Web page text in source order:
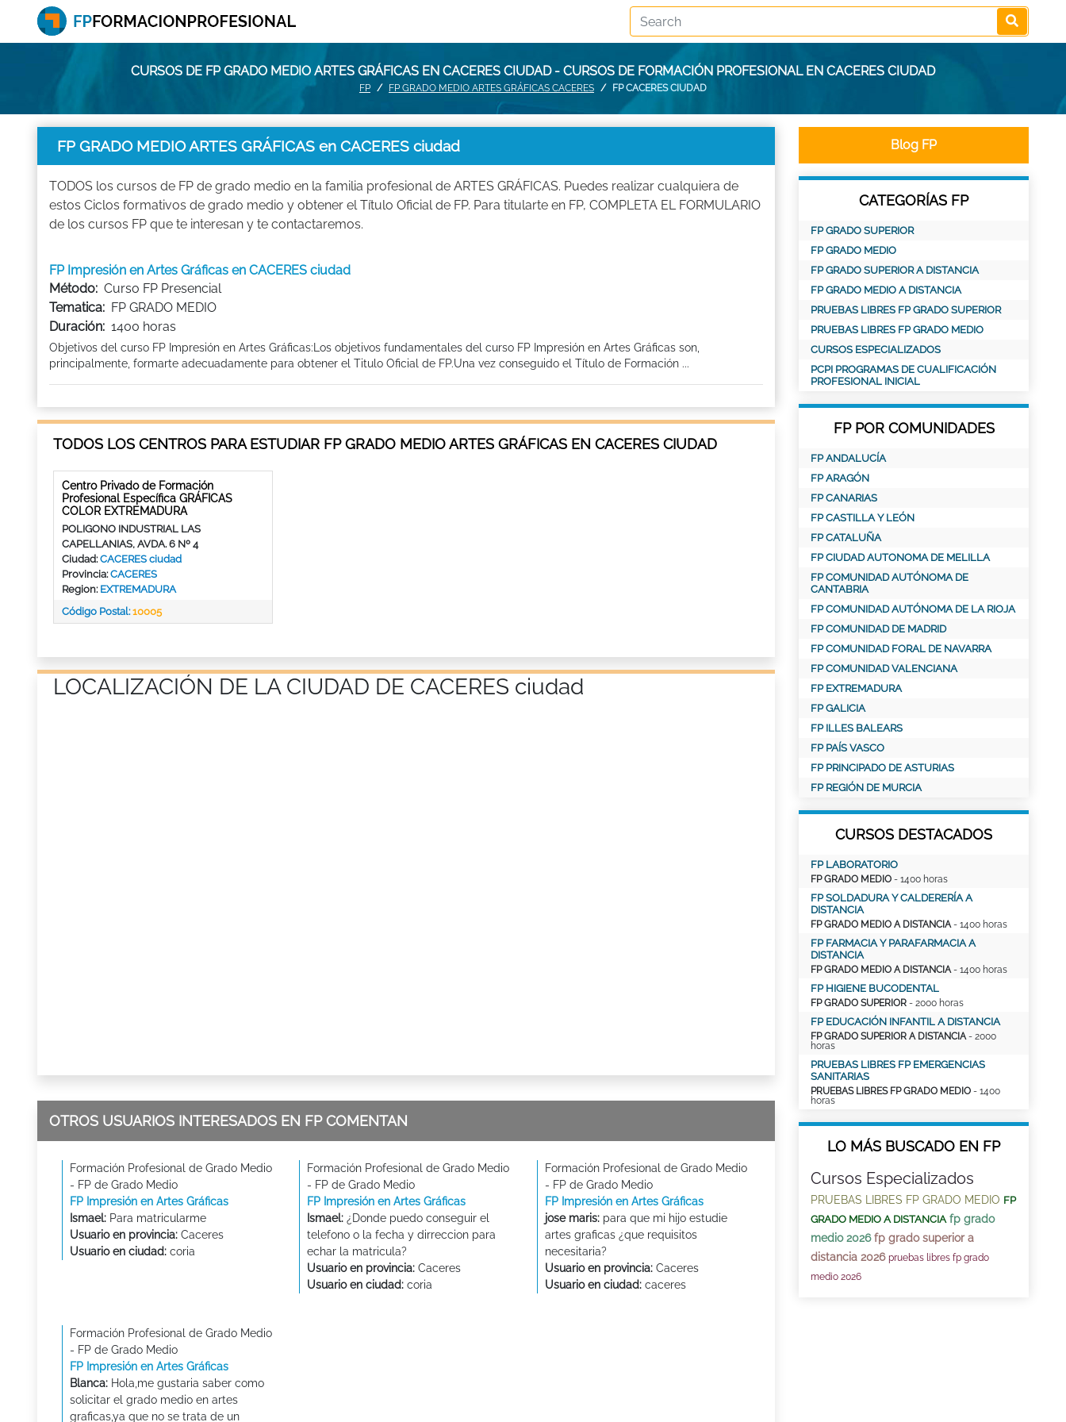
CURSOS DE FP GRADO MEDIO ARTES GRÁFICAS EN CACERES CIUDAD - CURSOS DE FORMACIÓN PROFESIONAL EN CACERES CIUDAD
FP FP GRADO MEDIO ARTES GRÁFICAS CACERES FP CACERES CIUDAD
FP GRADO MEDIO ARTES GRÁFICAS en CACERES ciudad
TODOS los cursos de FP de grado medio en la familia profesional de ARTES GRÁFICAS. Puedes realizar cualquiera de
estos Ciclos formativos de grado medio y obtener el Título Oficial de FP. Para titularte en FP, COMPLETA EL FORMULARIO
de los cursos FP que te interesan y te contactaremos.
FP Impresión en Artes Gráficas en CACERES ciudad
Método: Curso FP Presencial
Tematica: FP GRADO MEDIO
Duración: 1400 horas
Objetivos del curso FP Impresión en Artes Gráficas:Los objetivos fundamentales del curso FP Impresión en Artes Gráficas son,
principalmente, formarte adecuadamente para obtener el Titulo Oficial de FP.Una vez conseguido el Título de Formación ...
TODOS LOS CENTROS PARA ESTUDIAR FP GRADO MEDIO ARTES GRÁFICAS EN CACERES CIUDAD
Centro Privado de Formación
Profesional Específica GRÁFICAS
COLOR EXTREMADURA
POLIGONO INDUSTRIAL LAS
CAPELLANIAS, AVDA. 6 Nº 4
Ciudad:CACERES ciudad
Provincia:CACERES
Region: EXTREMADURA
Código Postal:10005
LOCALIZACIÓN DE LA CIUDAD DE CACERES ciudad
OTROS USUARIOS INTERESADOS EN FP COMENTAN
Formación Profesional de Grado Medio
- FP de Grado Medio
FP Impresión en Artes Gráficas
Ismael: Para matricularme
Usuario en provincia: Caceres
Usuario en ciudad: coria
Formación Profesional de Grado Medio
- FP de Grado Medio
FP Impresión en Artes Gráficas
Ismael: ¿Donde puedo conseguir el
telefono o la fecha y dirreccion para
echar la matricula?
Usuario en provincia: Caceres
Usuario en ciudad: coria
Formación Profesional de Grado Medio
- FP de Grado Medio
FP Impresión en Artes Gráficas
jose maris:para que mi hijo estudie
artes graficas ¿que requisitos
necesitaria?
Usuario en provincia:Caceres
Usuario en ciudad:caceres
Formación Profesional de Grado Medio
- FP de Grado Medio
FP Impresión en Artes Gráficas
Blanca: Hola,me gustaria saber como
solicitar el grado medio en artes
graficas,ya que no se trata de un
Blog FP
CATEGORÍAS FP
FP GRADO SUPERIOR
FP GRADO MEDIO
FP GRADO SUPERIOR A DISTANCIA
FP GRADO MEDIO A DISTANCIA
PRUEBAS LIBRES FP GRADO SUPERIOR
PRUEBAS LIBRES FP GRADO MEDIO
CURSOS ESPECIALIZADOS
PCPI PROGRAMAS DE CUALIFICACIÓN
PROFESIONAL INICIAL
FP POR COMUNIDADES
FP ANDALUCÍA
FP ARAGÓN
FP CANARIAS
FP CASTILLA Y LEÓN
FP CATALUÑA
FP CIUDAD AUTONOMA DE MELILLA
FP COMUNIDAD AUTÓNOMA DE
CANTABRIA
FP COMUNIDAD AUTÓNOMA DE LA RIOJA
FP COMUNIDAD DE MADRID
FP COMUNIDAD FORAL DE NAVARRA
FP COMUNIDAD VALENCIANA
FP EXTREMADURA
FP GALICIA
FP ILLES BALEARS
FP PAÍS VASCO
FP PRINCIPADO DE ASTURIAS
FP REGIÓN DE MURCIA
CURSOS DESTACADOS
FP LABORATORIO
FP GRADO MEDIO - 1400 horas
FP SOLDADURA Y CALDERERÍA A
DISTANCIA
FP GRADO MEDIO A DISTANCIA- 1400 horas
FP FARMACIA Y PARAFARMACIA A
DISTANCIA
FP GRADO MEDIO A DISTANCIA- 1400 horas
FP HIGIENE BUCODENTAL
FP GRADO SUPERIOR - 2000 horas
FP EDUCACIÓN INFANTIL A DISTANCIA
FP GRADO SUPERIOR A DISTANCIA- 2000
horas
PRUEBAS LIBRES FP EMERGENCIAS
SANITARIAS
PRUEBAS LIBRES FP GRADO MEDIO - 1400
horas
LO MÁS BUSCADO EN FP
Cursos Especializados
PRUEBAS LIBRES FP GRADO MEDIO FP
GRADO MEDIO A DISTANCIA fp grado
medio 2026 fp grado superior a
distancia 2026 pruebas libres fp grado
medio 2026